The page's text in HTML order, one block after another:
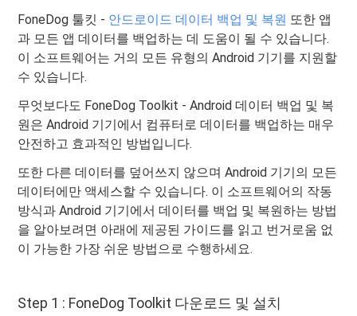
FoneDog 툴킷 - 안드로이드 데이터 백업 및 복원 또한 앱
과 모든 앱 데이터를 백업하는 데 도움이 될 수 있습니다.
이 소프트웨어는 거의 모든 유형의 Android 기기를 지원할
수 있습니다.
무엇보다도 FoneDog Toolkit - Android 데이터 백업 및 복
원은 Android 기기에서 컴퓨터로 데이터를 백업하는 매우
안전하고 효과적인 방법입니다.
또한 다른 데이터를 덮어쓰지 않으며 Android 기기의 모든
데이터에만 액세스할 수 있습니다. 이 소프트웨어의 작동
방식과 Android 기기에서 데이터를 백업 및 복원하는 방법
을 알아보려면 아래에 제공된 가이드를 읽고 번거로움 없
이 가능한 가장 쉬운 방법으로 수행하세요.
Step 1 : FoneDog Toolkit 다운로드 및 설치